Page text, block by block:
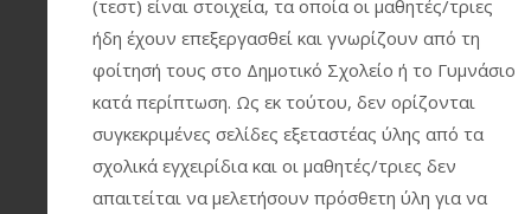
(τεστ) είναι στοιχεία, τα οποία οι μαθητές/τριες
ήδη έχουν επεξεργασθεί και γνωρίζουν από τη
φοίτησή τους στο Δημοτικό Σχολείο ή το Γυμνάσιο
κατά περίπτωση. Ως εκ τούτου, δεν ορίζονται
συγκεκριμένες σελίδες εξεταστέας ύλης από τα
σχολικά εγχειρίδια και οι μαθητές/τριες δεν
απαιτείται να μελετήσουν πρόσθετη ύλη για να